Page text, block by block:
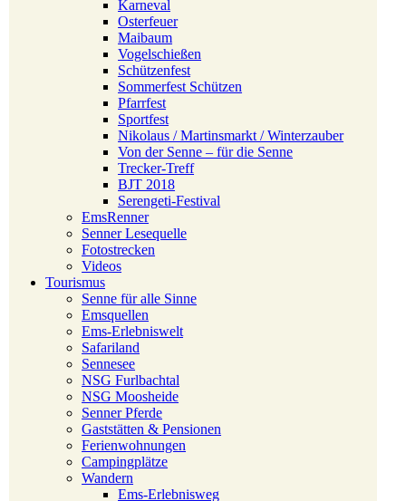
Karneval
Osterfeuer
Maibaum
Vogelschießen
Schützenfest
Sommerfest Schützen
Pfarrfest
Sportfest
Nikolaus / Martinsmarkt / Winterzauber
Von der Senne – für die Senne
Trecker-Treff
BJT 2018
Serengeti-Festival
EmsRenner
Senner Lesequelle
Fotostrecken
Videos
Tourismus
Senne für alle Sinne
Emsquellen
Ems-Erlebniswelt
Safariland
Sennesee
NSG Furlbachtal
NSG Moosheide
Senner Pferde
Gaststätten & Pensionen
Ferienwohnungen
Campingplätze
Wandern
Ems-Erlebnisweg